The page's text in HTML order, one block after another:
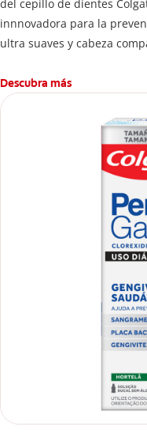
del cepillo de dientes
innnovadora para la
ultra suaves y cabeza
Descubra más